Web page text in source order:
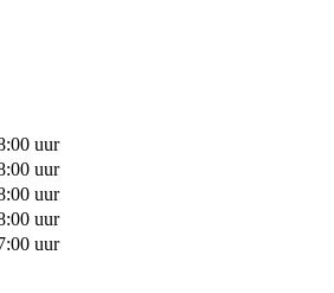
uur
uur
uur
uur
uur